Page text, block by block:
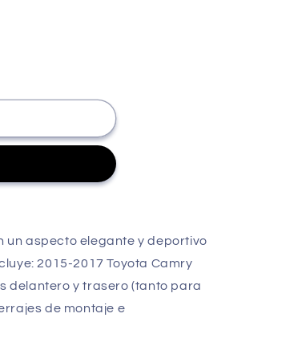
aspecto elegante y deportivo
2015-2017 Toyota Camry
delantero y trasero (tanto para
de montaje e